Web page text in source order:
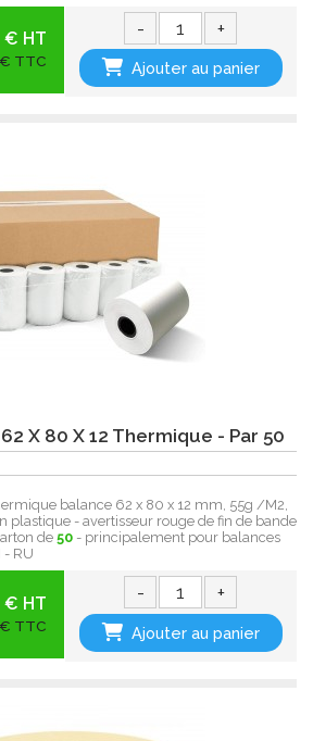
€ HT
TTC
- +
Ajouter au panier
X 80 X 12 Thermique - Par 50
balance 62 x 80 x 12 mm, 55g /M2,
plastique - avertisseur rouge de fin de bande
de 50 - principalement pour balances
- RU
€ HT
TTC
- +
Ajouter au panier